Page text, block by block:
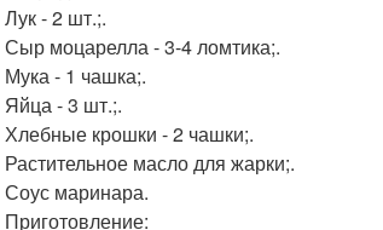
Лук - 2 шт.;.
Сыр моцарелла - 3-4 ломтика;.
Мука - 1 чашка;.
Яйца - 3 шт.;.
Хлебные крошки - 2 чашки;.
Растительное масло для жарки;.
Соус маринара.
Приготовление: